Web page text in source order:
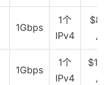
413.113 416.268
1Gbps
1个
IPv4
月
1Gbps
1个
IPv4
月